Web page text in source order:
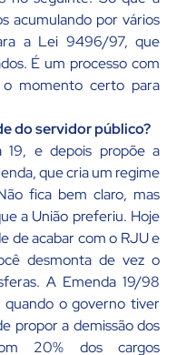
acumulando por vários
a Lei 9496/97, que
É um processo com
momento certo para
do servidor público?
19, e depois propõe a
que cria um regime
fica bem claro, mas
a União preferiu. Hoje
de acabar com o RJU e
desmonta de vez o
A Emenda 19/98
quando o governo tiver
propor a demissão dos
20% dos cargos